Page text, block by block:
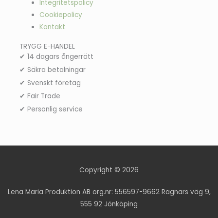
Integritetspolicy
Cookiepolicy
Kontakt
TRYGG E-HANDEL
✔ 14 dagars ångerrätt
✔ Säkra betalningar
✔ Svenskt företag
✔ Fair Trade
✔ Personlig service
Copyright © 2026
Lena Maria Produktion AB org.nr: 556597-9662 Ragnars väg 9,
555 92 Jönköping